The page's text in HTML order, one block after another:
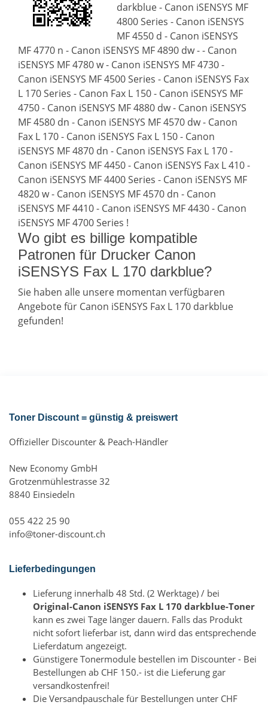
darkblue - Canon iSENSYS MF
4800 Series - Canon iSENSYS
MF 4550 d - Canon iSENSYS
MF 4770 n - Canon iSENSYS MF 4890 dw - - Canon
iSENSYS MF 4780 w - Canon iSENSYS MF 4730 -
Canon iSENSYS MF 4500 Series - Canon iSENSYS Fax
L 170 Series - Canon Fax L 150 - Canon iSENSYS MF
4750 - Canon iSENSYS MF 4880 dw - Canon iSENSYS
MF 4580 dn - Canon iSENSYS MF 4570 dw - Canon
Fax L 170 - Canon iSENSYS Fax L 150 - Canon
iSENSYS MF 4870 dn - Canon iSENSYS Fax L 170 -
Canon iSENSYS MF 4450 - Canon iSENSYS Fax L 410 -
Canon iSENSYS MF 4400 Series - Canon iSENSYS MF
4820 w - Canon iSENSYS MF 4570 dn - Canon
iSENSYS MF 4410 - Canon iSENSYS MF 4430 - Canon
iSENSYS MF 4700 Series !
Wo gibt es billige kompatible
Patronen für Drucker Canon
iSENSYS Fax L 170 darkblue?
Sie haben alle unsere momentan verfügbaren
Angebote für Canon iSENSYS Fax L 170 darkblue
gefunden!
Toner Discount = günstig & preiswert
Offizieller Discounter & Peach-Händler
New Economy GmbH
Grotzenmühlestrasse 32
8840 Einsiedeln
055 422 25 90
info@toner-discount.ch
Lieferbedingungen
Lieferung innerhalb 48 Std. (2 Werktage) / bei
Original-Canon iSENSYS Fax L 170 darkblue-Toner
kann es zwei Tage länger dauern. Falls das Produkt
nicht sofort lieferbar ist, dann wird das entsprechende
Lieferdatum angezeigt.
Günstigere Tonermodule bestellen im Discounter - Bei
Bestellungen ab CHF 150.- ist die Lieferung gar
versandkostenfrei!
Die Versandpauschale für Bestellungen unter CHF